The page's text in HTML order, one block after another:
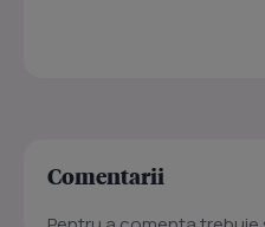
Comentarii